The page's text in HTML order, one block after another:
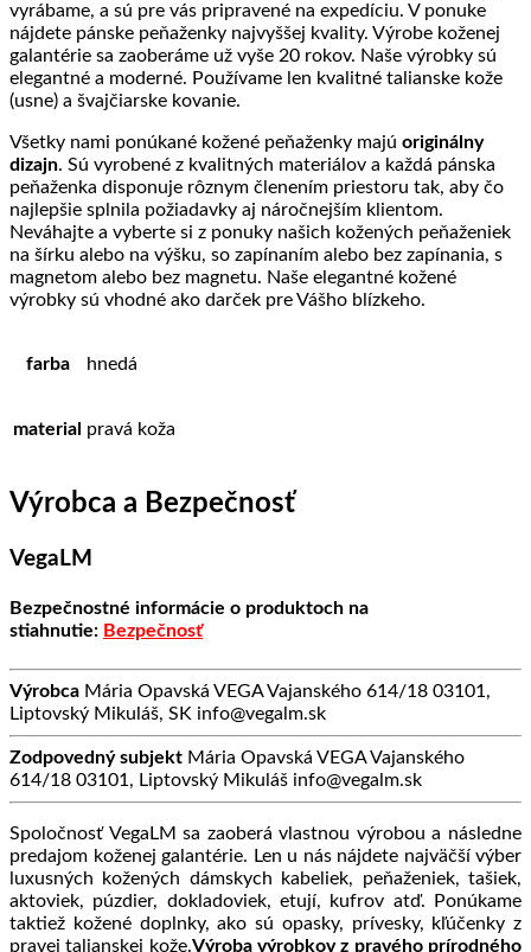
vyrábame, a sú pre vás pripravené na expedíciu. V ponuke
nájdete pánske peňaženky najvyššej kvality. Výrobe koženej
galantérie sa zaoberáme už vyše 20 rokov. Naše výrobky sú
elegantné a moderné. Používame len kvalitné talianske kože
(usne) a švajčiarske kovanie.
Všetky nami ponúkané kožené peňaženky majú originálny
dizajn. Sú vyrobené z kvalitných materiálov a každá pánska
peňaženka disponuje rôznym členením priestoru tak, aby čo
najlepšie splnila požiadavky aj náročnejším klientom.
Neváhajte a vyberte si z ponuky našich kožených peňaženiek
na šírku alebo na výšku, so zapínaním alebo bez zapínania, s
magnetom alebo bez magnetu. Naše elegantné kožené
výrobky sú vhodné ako darček pre Vášho blízkeho.
farba hnedá
material pravá koža
Výrobca a Bezpečnosť
VegaLM
Bezpečnostné informácie o produktoch na
stiahnutie: Bezpečnosť
Výrobca Mária Opavská VEGA Vajanského 614/18 03101,
Liptovský Mikuláš, SK info@vegalm.sk
Zodpovedný subjekt Mária Opavská VEGA Vajanského
614/18 03101, Liptovský Mikuláš info@vegalm.sk
Spoločnosť VegaLM sa zaoberá vlastnou výrobou a následne
predajom koženej galantérie. Len u nás nájdete najväčší výber
luxusných kožených dámskych kabeliek, peňaženiek, tašiek,
aktoviek, púzdier, dokladoviek, etují, kufrov atď. Ponúkame
taktiež kožené doplnky, ako sú opasky, prívesky, kľúčenky z
pravej talianskej kože.Výroba výrobkov z pravého prírodného